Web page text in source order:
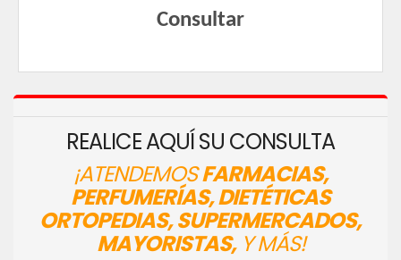
Consultar
REALICE AQUÍ SU CONSULTA
¡ATENDEMOSFARMACIAS,
PERFUMERÍAS, DIETÉTICAS
ORTOPEDIAS, SUPERMERCADOS,
MAYORISTAS,Y MÁS!